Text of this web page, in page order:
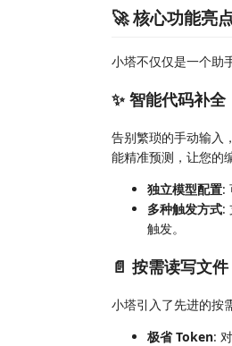
🚀 核心功能亮
小塔不仅仅是一个助
✨ 智能代码补全
告别繁琐的手动输入
能精准预测，让您的
独立模型配置:
多种触发方式:
触发。
📄 按需读写文
小塔引入了先进的按
极省 Token: